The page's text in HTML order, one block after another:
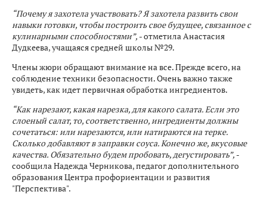
“Почему я захотела участвовать? Я захотела развить свои
навыки готовки, чтобы построить свое будущее, связанное с
кулинарными способностями”, - отметила Анастасия
Дудкеева, учащаяся средней школы №29.
Члены жюри обращают внимание на все. Прежде всего, на
соблюдение техники безопасности. Очень важно также
увидеть, как идет первичная обработка ингредиентов.
“Как нарезают, какая нарезка, для какого салата. Если это
слоеный салат, то, соответственно, ингредиенты должны
сочетаться: или нарезаются, или натираются на терке.
Сколько добавляют в заправки соуса. Конечно же, вкусовые
качества. Обязательно будем пробовать, дегустировать”, -
сообщила Надежда Черникова, педагог дополнительного
образования Центра профориентации и развития
"Перспектива".